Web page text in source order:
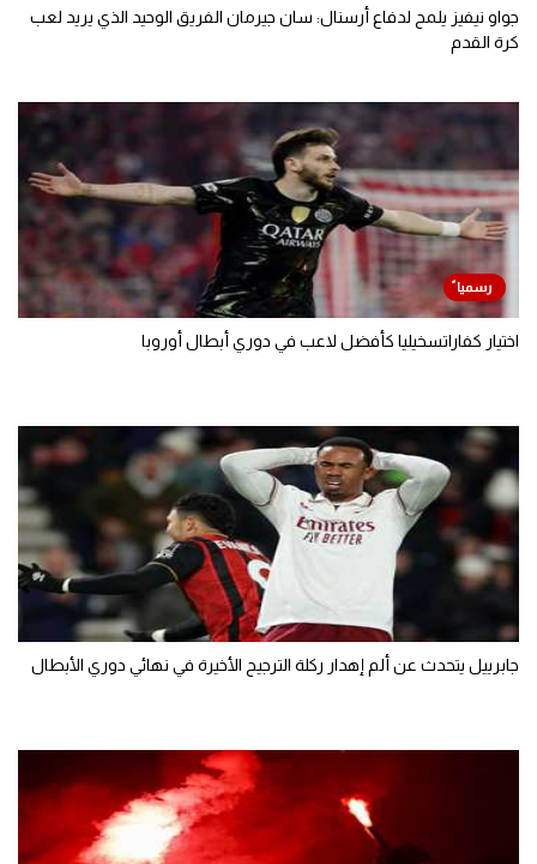
جواو نيفيز يلمح لدفاع أرسنال: سان جيرمان الفريق الوحيد الذي يريد لعب
كرة القدم
اختيار كفاراتسخيليا كأفضل لاعب في دوري أبطال أوروبا
جابرييل يتحدث عن ألم إهدار ركلة الترجيح الأخيرة في نهائي دوري الأبطال